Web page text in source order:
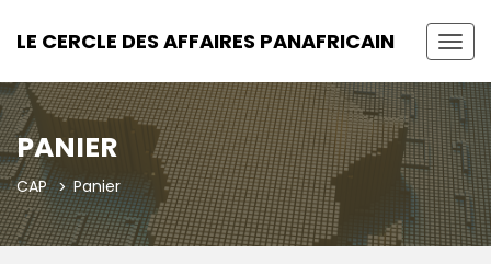
LE CERCLE DES AFFAIRES PANAFRICAIN
PANIER
CAP Panier